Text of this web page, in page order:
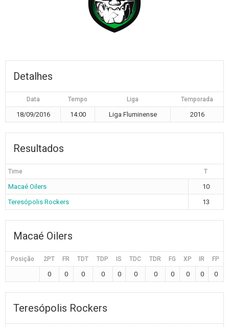
Detalhes
Data Tempo Liga Temporada
18/09/2016 14:00 Liga Fluminense 2016
Resultados
Time T
Macaé Oilers
10
Teresópolis Rockers
13
Macaé Oilers
Posição 2PT FR TDT TDP IS TDC TDR FG XP IR FP
0 0 0 0 0 0 0 0 0 0 0
Teresópolis Rockers